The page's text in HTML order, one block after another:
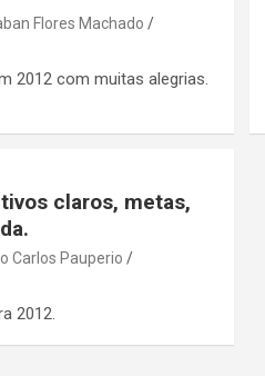
Flores Machado
2012 com muitas alegrias.
claros, metas,
Carlos Pauperio
2012.